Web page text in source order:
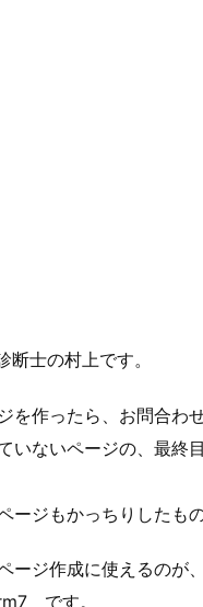
断士の村上です。
を作ったら、お問合わ
いないページの、最終
ージもかっちりしたも
ージ作成に使えるのが、
です。